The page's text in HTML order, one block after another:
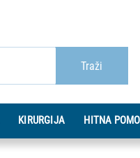
Traži
KIRURGIJA HITNA